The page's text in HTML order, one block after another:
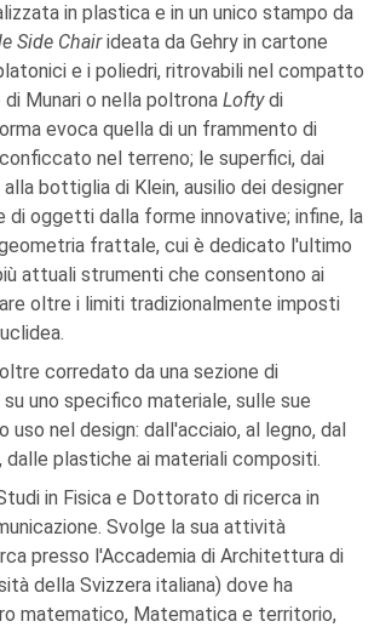
in plastica e in un unico stampo da
Side Chairideata da Gehry in cartone
e i poliedri, ritrovabili nel compatto
Munari o nella poltrona Loftydi
evoca quella di un frammento di
nel terreno; le superfici, dai
bottiglia di Klein, ausilio dei designer
di oggetti dalla forme innovative; infine, la
frattale, cui è dedicato l'ultimo
attuali strumenti che consentono ai
oltre i limiti tradizionalmente imposti
corredato da una sezione di
uno specifico materiale, sulle sue
uso nel design: dall'acciaio, al legno, dal
dalle plastiche ai materiali compositi.
in Fisica e Dottorato di ricerca in
Svolge la sua attività
presso l'Accademia di Architettura di
della Svizzera italiana) dove ha
matematico, Matematica e territorio,